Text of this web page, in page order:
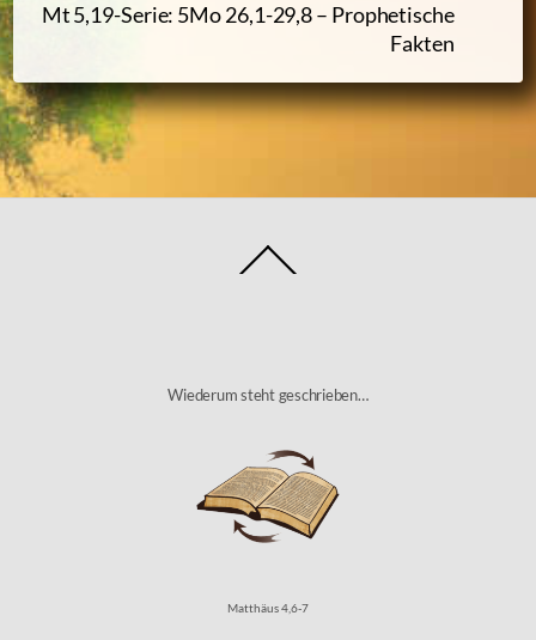
Mt 5,19-Serie: 5Mo 26,1-29,8 – Prophetische
Fakten
To
Wiederum steht geschrieben…
Matthäus 4,6-7